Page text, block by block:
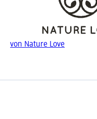
von Nature Love